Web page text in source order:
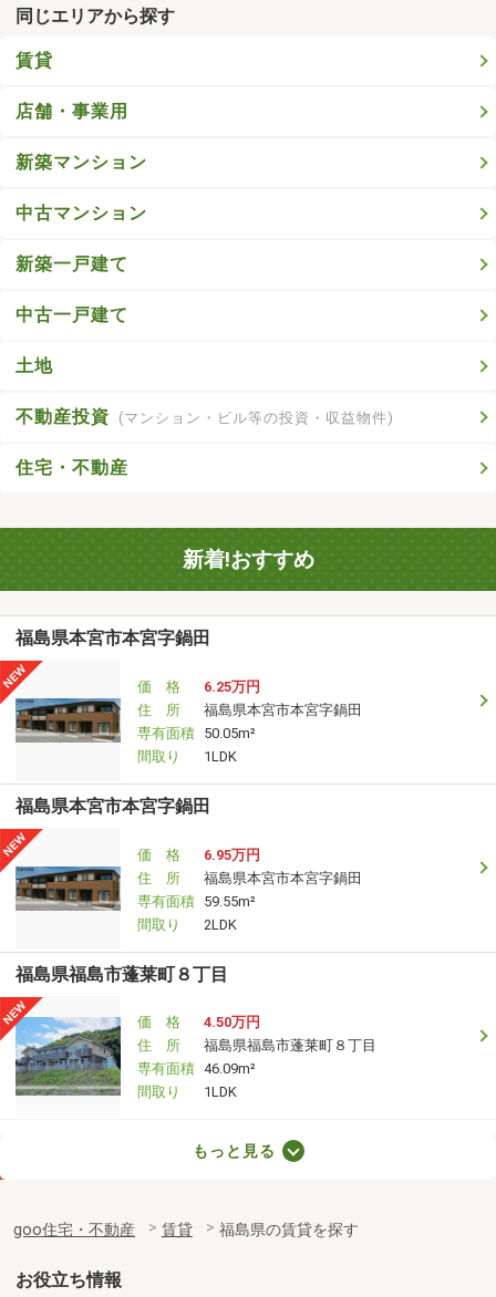
同じエリアから探す
賃貸
店舗・事業用
新築マンション
中古マンション
新築一戸建て
中古一戸建て
土地
不動産投資 (マンション・ビル等の投資・収益物件)
住宅・不動産
新着!おすすめ
福島県本宮市本宮字鍋田
価 格
6.25万円
住 所
福島県本宮市本宮字鍋田
専有面積 50.05m²
間取り
1LDK
福島県本宮市本宮字鍋田
価 格
6.95万円
住 所
福島県本宮市本宮字鍋田
専有面積 59.55m²
間取り
2LDK
福島県福島市蓬莱町８丁目
価 格
4.50万円
住 所
福島県福島市蓬莱町８丁目
専有面積 46.09m²
間取り
1LDK
福島県伊達市保原町字赤橋
専有面積
31.48m²
もっと見る
goo住宅・不動産 賃貸 福島県の賃貸を探す
お役立ち情報